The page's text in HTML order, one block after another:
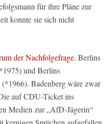
für ihre Pläne zur
konnte sie sich nicht
der Nachfolgefrage. Berlins
und Berlins
Badenberg wäre zwar
auf CDU-Ticket ins
Medien zur „AfD-Jägerin“